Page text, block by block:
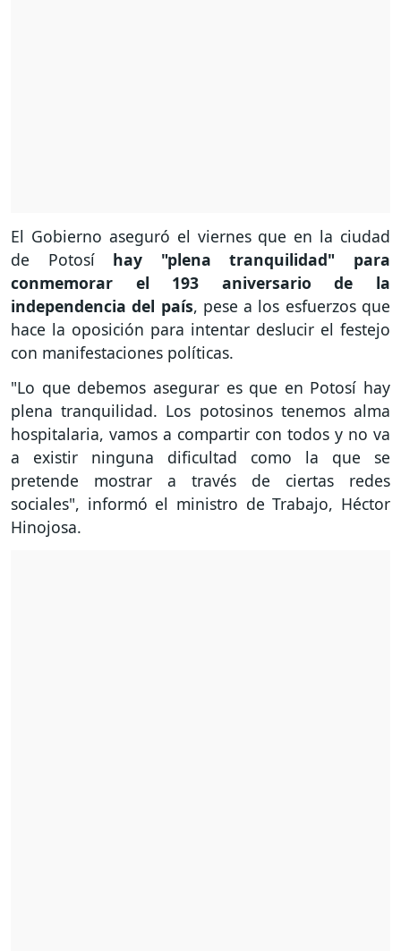
El Gobierno aseguró el viernes que en la ciudad
de Potosíhay "plena tranquilidad" para
conmemorar el 193 aniversario de la
independencia del país, pese a los esfuerzos que
hace la oposición para intentar deslucir el festejo
con manifestaciones políticas.
"Lo que debemos asegurar es que en Potosí hay
plena tranquilidad. Los potosinos tenemos alma
hospitalaria, vamos a compartir con todos y no va
a existir ninguna dificultad como la que se
pretende mostrar a través de ciertas redes
sociales", informó el ministro de Trabajo, Héctor
Hinojosa.